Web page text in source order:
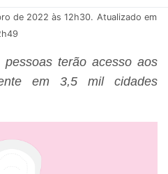
de 2022 às 12h30. Atualizado em
terão acesso aos
em 3,5 mil cidades